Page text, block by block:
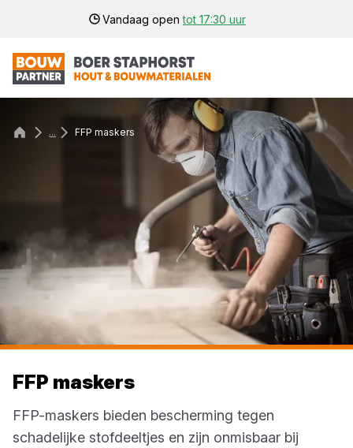
Vandaag opentot 17:30 uur
... FFP maskers
FFP maskers
FFP-maskers bieden bescherming tegen
schadelijke stofdeeltjes en zijn onmisbaar bij